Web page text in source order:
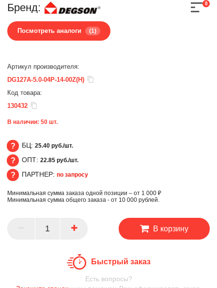
Бренд:
Посмотреть аналоги (1)
0
Артикул производителя:
DG127A-5.0-04P-14-00Z(H)
Код товара:
130432
В наличии: 50 шт.
БЦ
БЦ: 25.40 руб./шт.
ОПТ
ОПТ: 22.85 руб./шт.
ПАРТНЕР
ПАРТНЕР: по запросу
Минимальная сумма заказа одной позиции – от 1 000 ₽
Минимальная сумма общего заказа - от 10 000 рублей.
В корзину
Быстрый заказ
Есть вопросы?